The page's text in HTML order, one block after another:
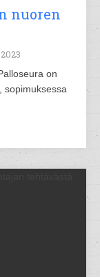
nuoren
on
sopimuksessa